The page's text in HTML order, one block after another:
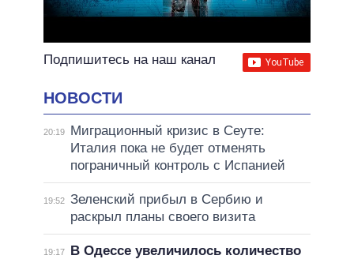
Подпишитесь на наш канал
НОВОСТИ
20:19
Миграционный кризис в Сеуте:
Италия пока не будет отменять
пограничный контроль с Испанией
19:52 Зеленский прибыл в Сербию и
раскрыл планы своего визита
19:17
В Одессе увеличилось количество